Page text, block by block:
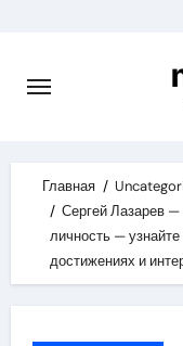
content
Главная
Сергей Лазарев —
личность — узнайте
достижениях и